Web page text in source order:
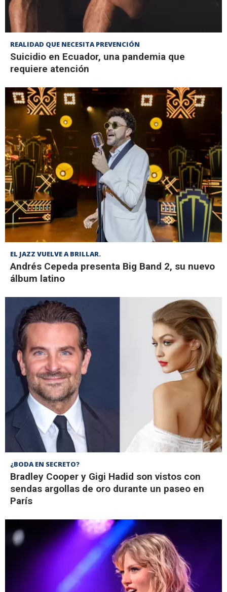
REALIDAD QUE NECESITA PREVENCIÓN
Suicidio en Ecuador, una pandemia que
requiere atención
EL JAZZ VUELVE A BRILLAR.
Andrés Cepeda presenta Big Band 2, su nuevo
álbum latino
¿BODA EN SECRETO?
Bradley Cooper y Gigi Hadid son vistos con
sendas argollas de oro durante un paseo en
París